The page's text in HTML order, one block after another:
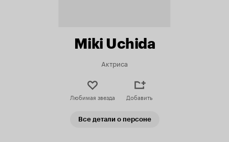
Miki Uchida
Актриса
Любимая звезда Добавить
Все детали о персоне